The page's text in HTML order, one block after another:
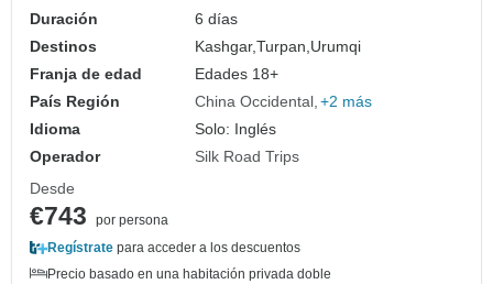
Duración
6 días
Destinos
Kashgar,Turpan,Urumqi
Franja de edad
Edades 18+
País Región
China Occidental +2 más
Idioma
Solo: Inglés
Operador
Silk Road Trips
Desde
€743
por persona
Regístrate para acceder a los descuentos
Precio basado en una habitación privada doble